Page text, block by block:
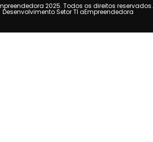
2025. Todos os direitos reservados.
Desenvolvimento Setor TI aEmpreendedora